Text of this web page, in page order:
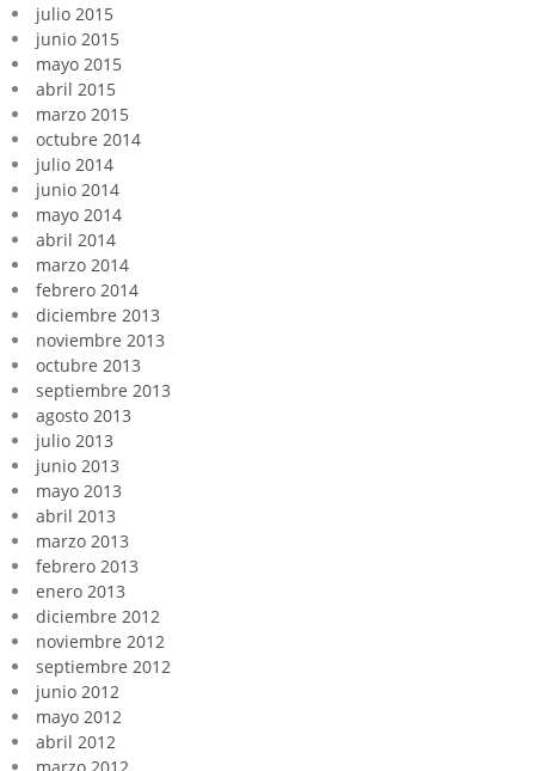
julio 2015
junio 2015
mayo 2015
abril 2015
marzo 2015
octubre 2014
julio 2014
junio 2014
mayo 2014
abril 2014
marzo 2014
febrero 2014
diciembre 2013
noviembre 2013
octubre 2013
septiembre 2013
agosto 2013
julio 2013
junio 2013
mayo 2013
abril 2013
marzo 2013
febrero 2013
enero 2013
diciembre 2012
noviembre 2012
septiembre 2012
junio 2012
mayo 2012
abril 2012